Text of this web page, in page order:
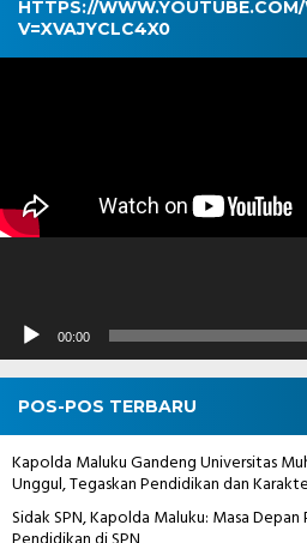
HTTPS://
V=XVAJYCLC4X0
Pemutar
00:00
POS-POS TERBARU
Kapolda Maluku Gandeng Universitas
Unggul, Tegaskan Pendidikan dan
Sidak SPN, Kapolda Maluku: Masa